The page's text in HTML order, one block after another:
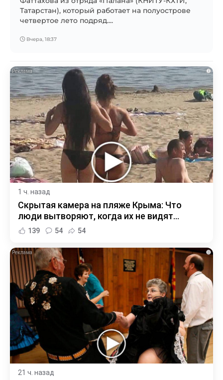
Татарстан), который работает на полуострове
четвертое лето подряд....
Вчера, 18:37
i
1 ч. назад
Скрытая камера на пляже Крыма: Что
люди вытворяют, когда их не видят...
139 54 54
i
21 ч. назад